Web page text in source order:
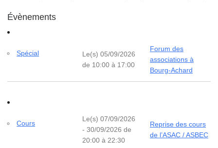
Évènements
Spécial
Le(s) 05/09/2026
de 10:00 à 17:00
Forum des
associations à
Bourg-Achard
Cours
Le(s) 07/09/2026
- 30/09/2026 de
20:00 à 22:30
Reprise des cours
de l’ASAC / ASBEC